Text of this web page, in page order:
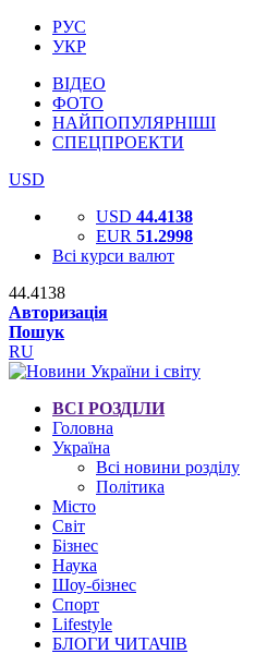
РУС
УКР
ВІДЕО
ФОТО
НАЙПОПУЛЯРНІШІ
СПЕЦПРОЕКТИ
USD
USD 44.4138
EUR 51.2998
Всі курси валют
44.4138
Авторизація
Пошук
RU
ВСІ РОЗДІЛИ
Головна
Україна
Всі новини розділу
Політика
Місто
Світ
Бізнес
Наука
Шоу-бізнес
Спорт
Lifestyle
БЛОГИ ЧИТАЧІВ